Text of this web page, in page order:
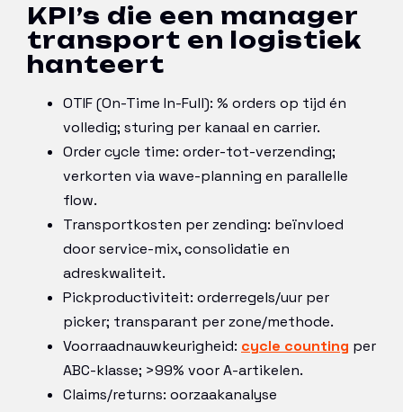
KPI’s die een manager
transport en logistiek
hanteert
OTIF (On-Time In-Full): % orders op tijd én
volledig; sturing per kanaal en carrier.
Order cycle time: order-tot-verzending;
verkorten via wave-planning en parallelle
flow.
Transportkosten per zending: beïnvloed
door service-mix, consolidatie en
adreskwaliteit.
Pickproductiviteit: orderregels/uur per
picker; transparant per zone/methode.
Voorraadnauwkeurigheid: cycle counting per
ABC-klasse; >99% voor A-artikelen.
Claims/returns: oorzaakanalyse